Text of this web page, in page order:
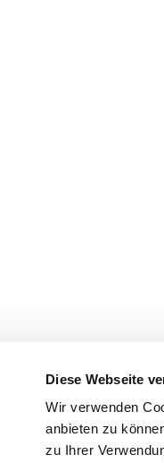
Diese Webseite
Wir verwenden
anbieten zu
zu Ihrer